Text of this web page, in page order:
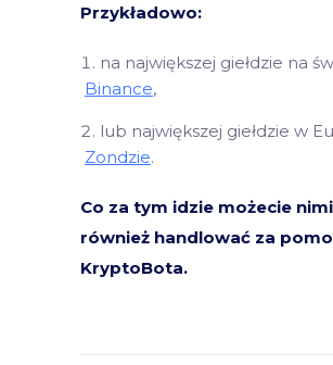
Przykładowo:
na największej giełdzie na
Binance,
lub największej giełdzie w
Zondzie.
Co za tym idzie możecie nimi
również handlować za
KryptoBota.